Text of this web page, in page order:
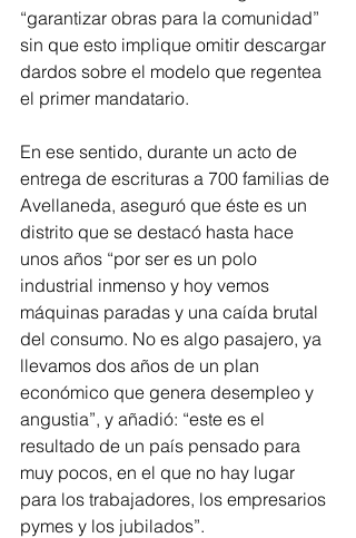
“garantizar obras para la comunidad”
sin que esto implique omitir descargar
dardos sobre el modelo que regentea
el primer mandatario.
En ese sentido, durante un acto de
entrega de escrituras a 700 familias de
Avellaneda, aseguró que éste es un
distrito que se destacó hasta hace
unos años “por ser es un polo
industrial inmenso y hoy vemos
máquinas paradas y una caída brutal
del consumo. No es algo pasajero, ya
llevamos dos años de un plan
económico que genera desempleo y
angustia”, y añadió: “este es el
resultado de un país pensado para
muy pocos, en el que no hay lugar
para los trabajadores, los empresarios
pymes y los jubilados”.